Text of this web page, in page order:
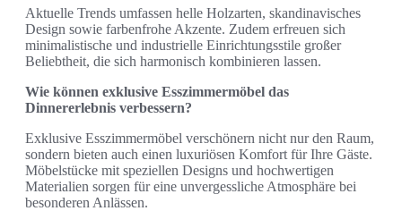
Aktuelle Trends umfassen helle Holzarten, skandinavisches
Design sowie farbenfrohe Akzente. Zudem erfreuen sich
minimalistische und industrielle Einrichtungsstile großer
Beliebtheit, die sich harmonisch kombinieren lassen.
Wie können exklusive Esszimmermöbel das
Dinnererlebnis verbessern?
Exklusive Esszimmermöbel verschönern nicht nur den Raum,
sondern bieten auch einen luxuriösen Komfort für Ihre Gäste.
Möbelstücke mit speziellen Designs und hochwertigen
Materialien sorgen für eine unvergessliche Atmosphäre bei
besonderen Anlässen.